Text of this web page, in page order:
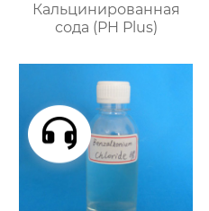
Кальцинированная
сода (PH Plus)